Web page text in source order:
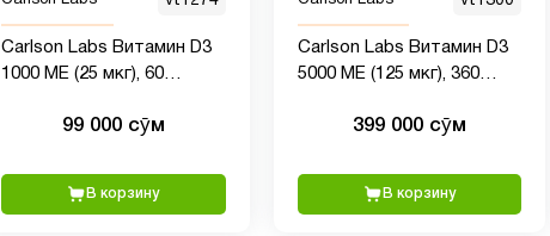
Carlson Labs Витамин D3
1000 МЕ (25 мкг), 60
99 000 сӯм
В корзину
Carlson Labs Витамин D3
5000 МЕ (125 мкг), 360
399 000 сӯм
В корзину